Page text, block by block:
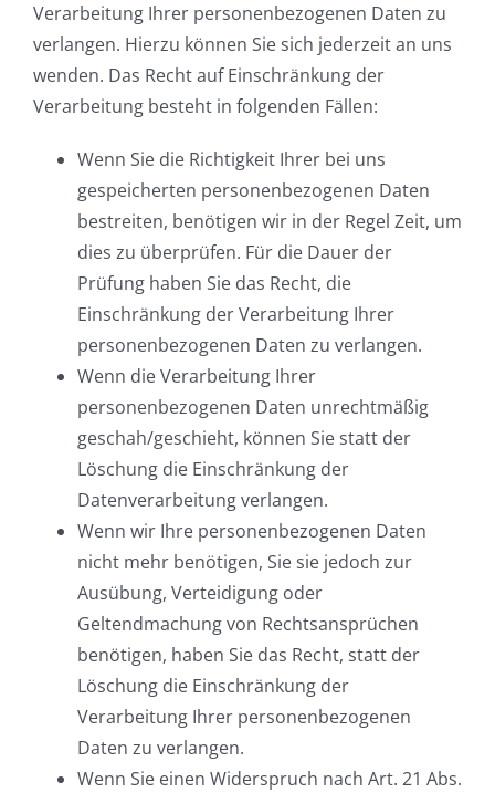
Verarbeitung Ihrer personenbezogenen Daten zu
verlangen. Hierzu können Sie sich jederzeit an uns
wenden. Das Recht auf Einschränkung der
Verarbeitung besteht in folgenden Fällen:
Wenn Sie die Richtigkeit Ihrer bei uns
gespeicherten personenbezogenen Daten
bestreiten, benötigen wir in der Regel Zeit, um
dies zu überprüfen. Für die Dauer der
Prüfung haben Sie das Recht, die
Einschränkung der Verarbeitung Ihrer
personenbezogenen Daten zu verlangen.
Wenn die Verarbeitung Ihrer
personenbezogenen Daten unrechtmäßig
geschah/geschieht, können Sie statt der
Löschung die Einschränkung der
Datenverarbeitung verlangen.
Wenn wir Ihre personenbezogenen Daten
nicht mehr benötigen, Sie sie jedoch zur
Ausübung, Verteidigung oder
Geltendmachung von Rechtsansprüchen
benötigen, haben Sie das Recht, statt der
Löschung die Einschränkung der
Verarbeitung Ihrer personenbezogenen
Daten zu verlangen.
Wenn Sie einen Widerspruch nach Art. 21 Abs.